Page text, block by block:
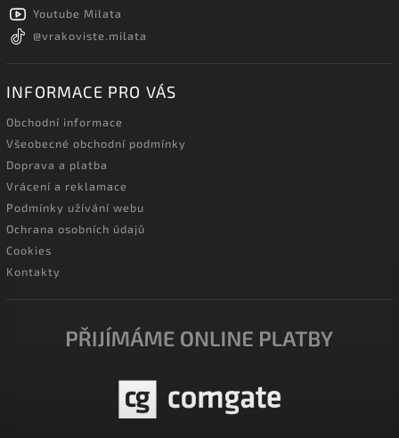
Youtube Milata
@vrakoviste.milata
INFORMACE PRO VÁS
Obchodní informace
Všeobecné obchodní podmínky
Doprava a platba
Vrácení a reklamace
Podmínky užívání webu
Ochrana osobních údajů
Cookies
Kontakty